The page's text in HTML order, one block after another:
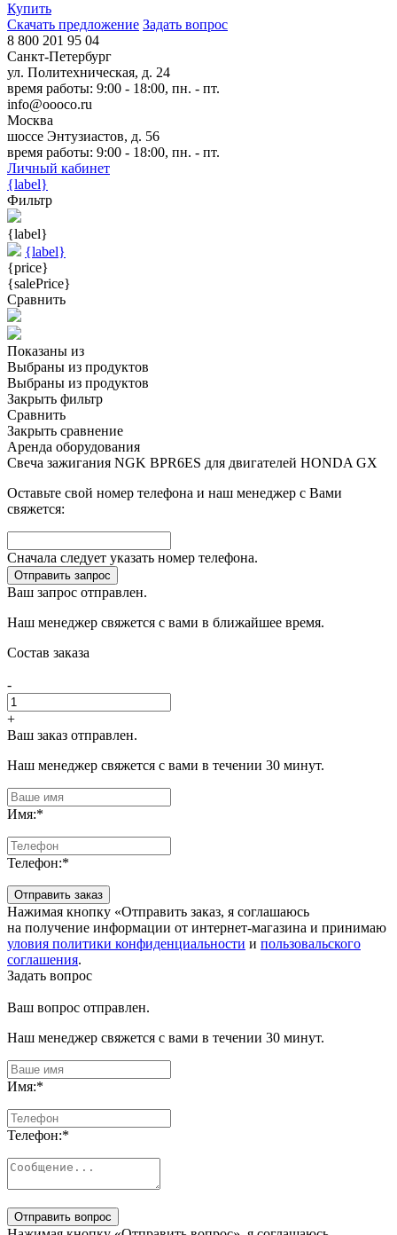
Купить
Скачать предложение Задать вопрос
8 800 201 95 04
Санкт-Петербург
ул. Политехническая, д. 24
время работы: 9:00 - 18:00, пн. - пт.
info@oooco.ru
Москва
шоссе Энтузиастов, д. 56
время работы: 9:00 - 18:00, пн. - пт.
Личный кабинет
{label}
Фильтр
{label}
{label}
{price}
{salePrice}
Сравнить
Показаны из
Выбраны из продуктов
Выбраны из продуктов
Закрыть фильтр
Сравнить
Закрыть сравнение
Аренда оборудования
Свеча зажигания NGK BPR6ES для двигателей HONDA GX
Оставьте свой номер телефона и наш менеджер с Вами
свяжется:
Сначала следует указать номер телефона.
Отправить запрос
Ваш запрос отправлен.
Наш менеджер свяжется с вами в ближайшее время.
Состав заказа
-
+
Ваш заказ отправлен.
Наш менеджер свяжется с вами в течении 30 минут.
Имя:*
Телефон:*
Отправить заказ
Нажимая кнопку «Отправить заказ, я соглашаюсь
на получение информации от интернет-магазина и принимаю
уловия политики конфиденциальности и пользовальского
соглашения.
Задать вопрос
Ваш вопрос отправлен.
Наш менеджер свяжется с вами в течении 30 минут.
Имя:*
Телефон:*
Отправить вопрос